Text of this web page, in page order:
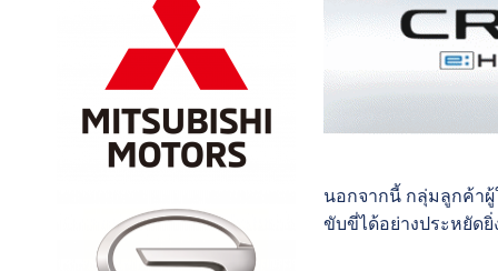
นอกจากนี้ กลุ่มลูกค้าผู้
ขับขี่ได้อย่างประหยัด